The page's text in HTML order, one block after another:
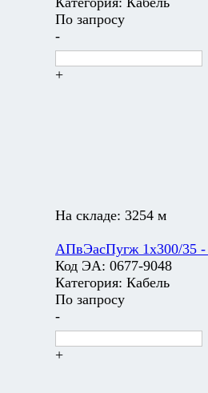
По запросу
-
+
На складе: 3254 м
АПвЭасПугж 1х300/35
Код ЭА: 0677-9048
Категория: Кабель
По запросу
-
+